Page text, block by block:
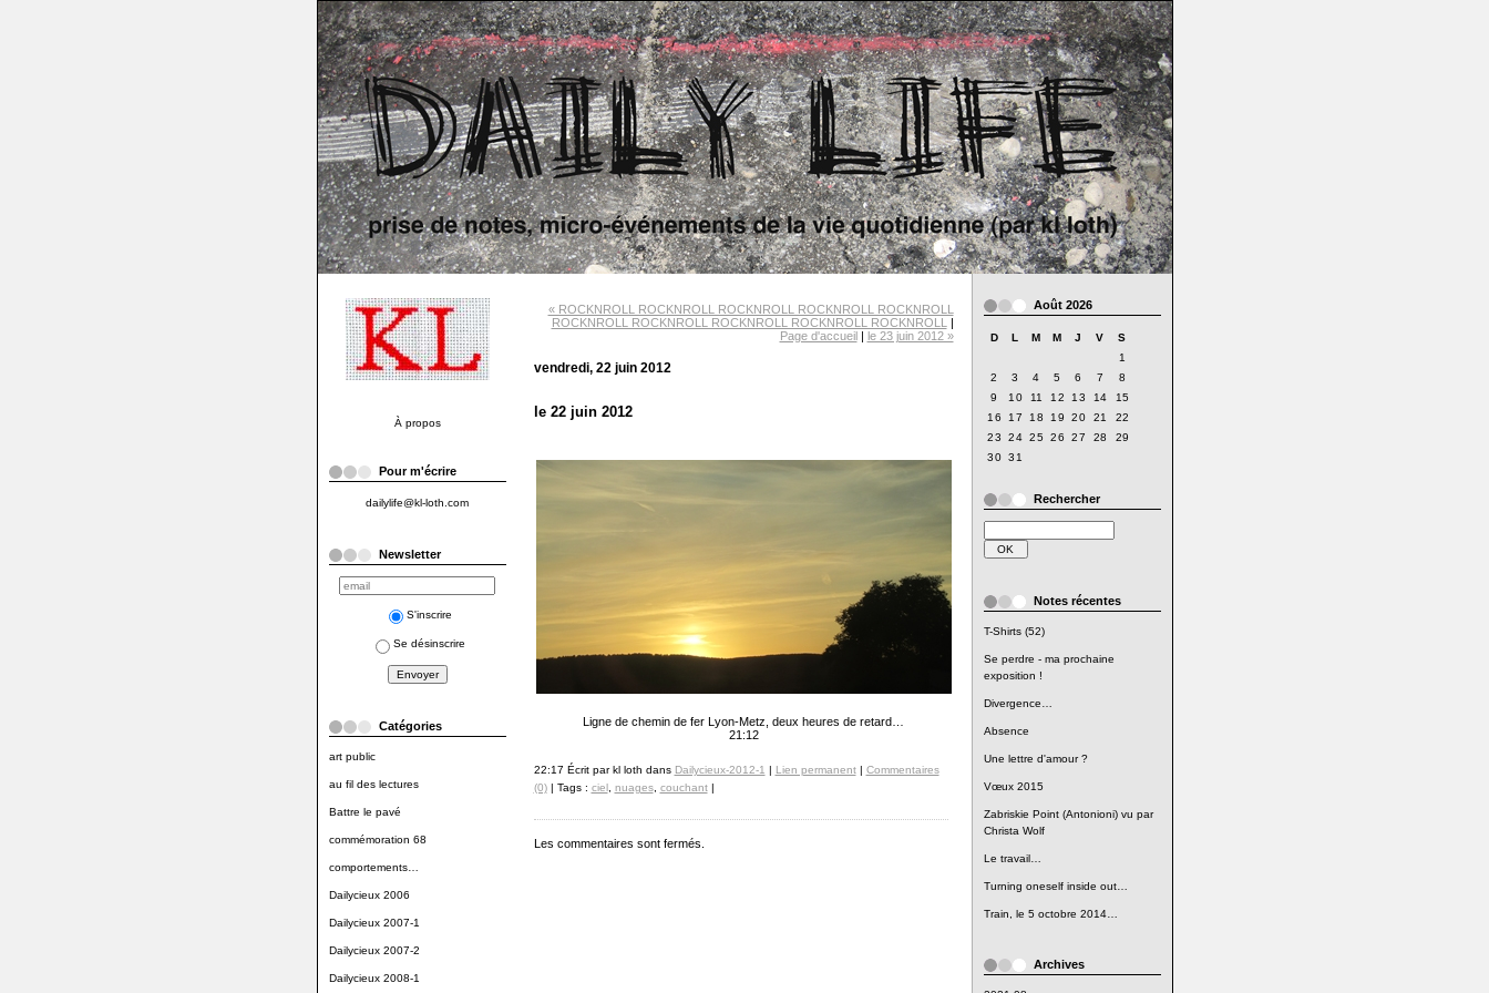
À propos
Pour m'écrire
dailylife@kl-loth.com
Newsletter
S'inscrire
Se désinscrire
Catégories
art public
au fil des lectures
Battre le pavé
commémoration 68
comportements…
Dailycieux 2006
Dailycieux 2007-1
Dailycieux 2007-2
Dailycieux 2008-1
Août 2026
D L M M J V
S
1
2
3 4 5 6 7
8
9
10 11 12 13 14
15
16
17 18 19 20 21
22
23
24 25 26 27 28
29
30 31
Rechercher
Notes récentes
T-Shirts (52)
Se perdre - ma prochaine
exposition !
Divergence…
Absence
Une lettre d'amour ?
Vœux 2015
Zabriskie Point (Antonioni) vu par
Christa Wolf
Le travail…
Turning oneself inside out…
Train, le 5 octobre 2014…
Archives
« ROCKNROLL ROCKNROLL ROCKNROLL ROCKNROLL ROCKNROLL
ROCKNROLL ROCKNROLL ROCKNROLL ROCKNROLL ROCKNROLL
|
Page d'accueil| le 23 juin 2012 »
vendredi, 22 juin 2012
le 22 juin 2012
Ligne de chemin de fer Lyon-Metz, deux heures de retard…
21:12
22:17 Écrit par kl loth dans Dailycieux-2012-1 Lien permanent| Commentaires
(0)| Tags : ciel , nuages, couchant|
Les commentaires sont fermés.